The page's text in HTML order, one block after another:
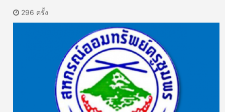
296 ครั้ง